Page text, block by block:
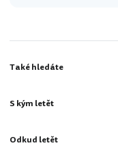
Také hledáte
S kým letět
Odkud letět